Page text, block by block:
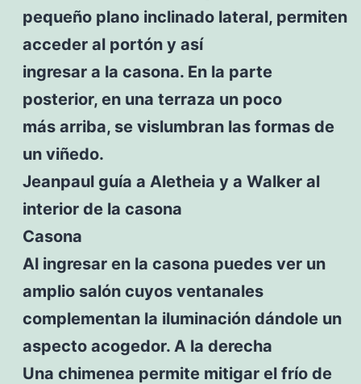
pequeño plano inclinado lateral, permiten
acceder al portón y así
ingresar a la casona. En la parte
posterior, en una terraza un poco
más arriba, se vislumbran las formas de
un viñedo.
Jeanpaul guía a Aletheia y a Walker al
interior de la casona
Casona
Al ingresar en la casona puedes ver un
amplio salón cuyos ventanales
complementan la iluminación dándole un
aspecto acogedor. A la derecha
Una chimenea permite mitigar el frío de